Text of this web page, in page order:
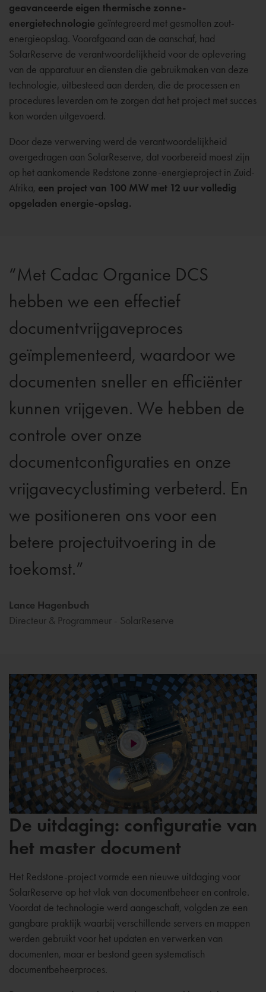
geavanceerde eigen thermische zonne-
energietechnologie geïntegreerd met gesmolten zout-
energieopslag. Voorafgaand aan de aanschaf, had
SolarReserve de verantwoordelijkheid voor de oplevering
van de apparatuur en diensten die gebruikmaken van deze
technologie, uitbesteed aan derden, die de processen en
procedures leverden om te zorgen dat het project met succes
kon worden uitgevoerd.
Door deze verwerving werd de verantwoordelijkheid
overgedragen aan SolarReserve, dat voorbereid moest zijn
op het aankomende Redstone zonne-energieproject in Zuid-
Afrika, een project van 100 MW met 12 uur volledig
opgeladen energie-opslag.
Met Cadac Organice DCS
hebben we een effectief
documentvrijgaveproces
geïmplementeerd, waardoor we
documenten sneller en efficiënter
kunnen vrijgeven. We hebben de
controle over onze
documentconfiguraties en onze
vrijgavecyclustiming verbeterd. En
we positioneren ons voor een
betere projectuitvoering in de
toekomst.
Lance Hagenbuch
Directeur & Programmeur - SolarReserve
De uitdaging: configuratie van
het master document
Het Redstone-project vormde een nieuwe uitdaging voor
SolarReserve op het vlak van documentbeheer en controle.
Voordat de technologie werd aangeschaft, volgden ze een
gangbare praktijk waarbij verschillende servers en mappen
werden gebruikt voor het updaten en verwerken van
documenten, maar er bestond geen systematisch
documentbeheerproces.